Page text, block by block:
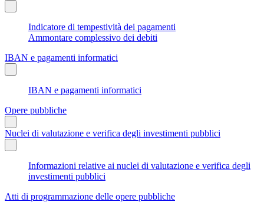
Indicatore di tempestività dei pagamenti
Ammontare complessivo dei debiti
IBAN e pagamenti informatici
IBAN e pagamenti informatici
Opere pubbliche
Nuclei di valutazione e verifica degli investimenti pubblici
Informazioni relative ai nuclei di valutazione e verifica degli
investimenti pubblici
Atti di programmazione delle opere pubbliche